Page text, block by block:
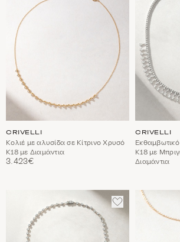
CRIVELLI
Κολιέ με αλυσίδα σε Κίτρινο Χρυσό
Κ18 με Διαμάντια
3.423€
CRIVELLI
Κ18 με
Διαμάντια
ΠΡΟΣΘΈΣΤΕ
ΣΤΑ
ΑΓΑΠΗΜΈΝΑ